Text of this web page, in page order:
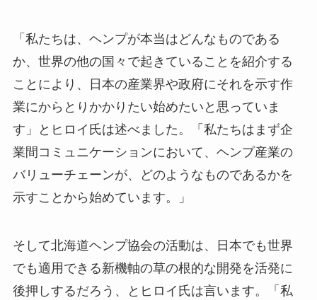
「私たちは、 ヘンプが本当はどんなものである
か、世界の他の国々で起きていることを紹介する
ことにより、日本の産業界や政府にそれを示す作
業にから とりかかりたい始めたいと思っていま
す」とヒロイ氏は述べました。「私たちはまず企
業間コミュニケーションにおいて、 ヘンプ産業の
バリューチェーンが、どのようなものであるかを
示すことから始めています。」
そして北海道ヘンプ協会の活動は、日本でも世界
でも適用できる新機軸の草の根的な開発を活発に
後押しするだろう 、 とヒロイ氏は言います。「私